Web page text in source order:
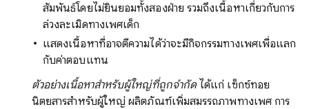
สัมพันธ์โดยไม่ยินยอมทั้งสองฝ่าย รวมถึงเนื้อหาเกี่ยวกับการ
ล่วงละเมิดทางเพศเด็ก
แสดงเนื้อหาที่อาจตีความได้ว่าจะมีกิจกรรมทางเพศเพื่อแลก
กับค่าตอบแทน
ตัวอย่างเนื้อหาสำหรับผู้ใหญ่ที่ถูกจำกัดได้แก่ เซ็กซ์ทอย
นิตยสารสำหรับผู้ใหญ่ ผลิตภัณฑ์เพิ่มสมรรถภาพทางเพศ การ